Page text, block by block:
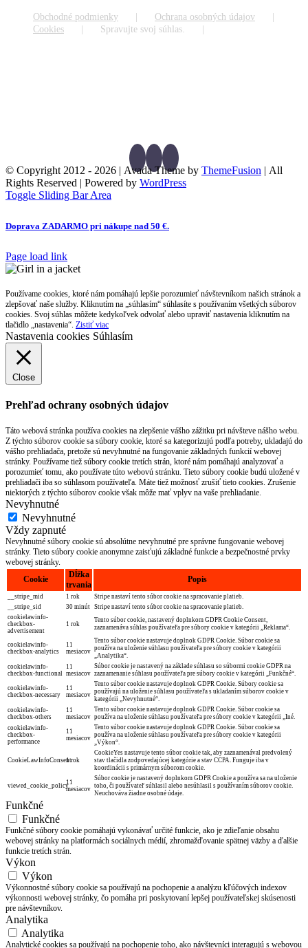
Obchodné podmienky
Ochrana osobných údajov
Cookies
Spravujte svoj súhlas.
© Copyright 2012 - 2026 | Avada Theme by ThemeFusion | All
Rights Reserved | Powered by WordPress
Toggle Sliding Bar Area
Doprava ZADARMO pri nákupe nad 50 €.
Page load link
Používame cookies, ktoré nám pomáhajú lepšie porozumieť návštevníkom našich stránok a
zlepšovať naše služby. Kliknutím na „súhlasím“ súhlasíte s používaním všetkých súborov
cookies. Svoj súhlas môžete kedykoľvek odvolať alebo upraviť nastavenia kliknutím na
tlačidlo „nastavenia“. Zistiť viac
Nastavenia cookies Súhlasím
Close
Prehľad ochrany osobných údajov
Táto webová stránka používa cookies na zlepšenie vášho zážitku pri návšteve nášho webu.
Z týchto súborov cookie sa súbory cookie, ktoré sa kategorizujú podľa potreby, ukladajú do
vášho prehliadača, pretože sú nevyhnutné na fungovanie základných funkcií webovej
stránky. Používame tiež súbory cookie tretích strán, ktoré nám pomáhajú analyzovať a
porozumieť tomu, ako používate túto webovú stránku. Tieto súbory cookie budú uložené v
prehliadači iba so súhlasom používateľa. Máte tiež možnosť zrušiť tieto cookies. Zrušenie
niektorých z týchto súborov cookie však môže mať vplyv na vaše prehliadanie.
Nevyhnutné
Nevyhnutné
Vždy zapnuté
Nevyhnutné súbory cookie sú absolútne nevyhnutné pre správne fungovanie webovej
stránky. Tieto súbory cookie anonymne zaisťujú základné funkcie a bezpečnostné prvky
webovej stránky.
Cookie
Dĺžka
trvania
Popis
__stripe_mid 1 rok
Stripe nastaví tento súbor cookie na spracovanie platieb.
__stripe_sid
30 minút Stripe nastaví tento súbor cookie na spracovanie platieb.
cookielawinfo-
checkbox-
advertisement
1 rok
Tento súbor cookie, nastavený doplnkom GDPR Cookie Consent,
zaznamenáva súhlas používateľa pre súbory cookie v kategórii „Reklama“.
cookielawinfo-
checkbox-analytics
11
mesiacov
Tento súbor cookie nastavuje doplnok GDPR Cookie. Súbor cookie sa
používa na uloženie súhlasu používateľa pre súbory cookie v kategórii
„Analytika“.
cookielawinfo-
checkbox-functional
11
mesiacov
Súbor cookie je nastavený na základe súhlasu so súbormi cookie GDPR na
zaznamenanie súhlasu používateľa pre súbory cookie v kategórii „Funkčné“.
cookielawinfo-
checkbox-necessary
11
mesiacov
Tento súbor cookie nastavuje doplnok GDPR Cookie. Súbory cookie sa
používajú na uloženie súhlasu používateľa s ukladaním súborov cookie v
kategórii „Nevyhnutné“.
cookielawinfo-
checkbox-others
11
mesiacov
Tento súbor cookie nastavuje doplnok GDPR Cookie. Súbor cookie sa
používa na uloženie súhlasu používateľa pre súbory cookie v kategórii „Iné.
cookielawinfo-
checkbox-
performance
11
mesiacov
Tento súbor cookie nastavuje doplnok GDPR Cookie. Súbor cookie sa
používa na uloženie súhlasu používateľa pre súbory cookie v kategórii
„Výkon“.
CookieLawInfoConsent1 rok
CookieYes nastavuje tento súbor cookie tak, aby zaznamenával predvolený
stav tlačidla zodpovedajúcej kategórie a stav CCPA. Funguje iba v
koordinácii s primárnym súborom cookie.
viewed_cookie_policy11
mesiacov
Súbor cookie je nastavený doplnkom GDPR Cookie a používa sa na uloženie
toho, či používateľ súhlasil alebo nesúhlasil s používaním súborov cookie.
Neuchováva žiadne osobné údaje.
Funkčné
Funkčné
Funkčné súbory cookie pomáhajú vykonávať určité funkcie, ako je zdieľanie obsahu
webovej stránky na platformách sociálnych médií, zhromažďovanie spätnej väzby a ďalšie
funkcie tretích strán.
Výkon
Výkon
Výkonnostné súbory cookie sa používajú na pochopenie a analýzu kľúčových indexov
výkonnosti webovej stránky, čo pomáha pri poskytovaní lepšej používateľskej skúsenosti
pre návštevníkov.
Analytika
Analytika
Analytické cookies sa používajú na pochopenie toho, ako návštevníci interagujú s webovou